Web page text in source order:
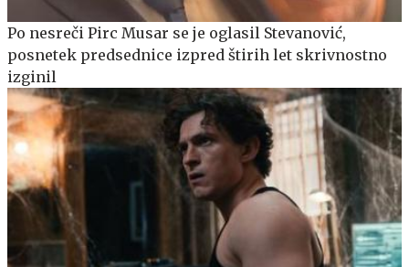
Po nesreči Pirc Musar se je oglasil Stevanović,
posnetek predsednice izpred štirih let skrivnostno
izginil